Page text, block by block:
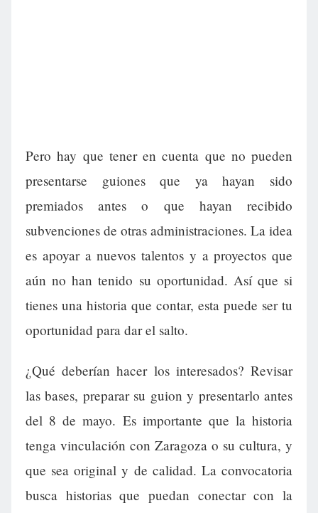
Pero hay que tener en cuenta que no pueden
presentarse guiones que ya hayan sido
premiados antes o que hayan recibido
subvenciones de otras administraciones. La idea
es apoyar a nuevos talentos y a proyectos que
aún no han tenido su oportunidad. Así que si
tienes una historia que contar, esta puede ser tu
oportunidad para dar el salto.
¿Qué deberían hacer los interesados? Revisar
las bases, preparar su guion y presentarlo antes
del 8 de mayo. Es importante que la historia
tenga vinculación con Zaragoza o su cultura, y
que sea original y de calidad. La convocatoria
busca historias que puedan conectar con la